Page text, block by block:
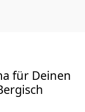
für Deinen